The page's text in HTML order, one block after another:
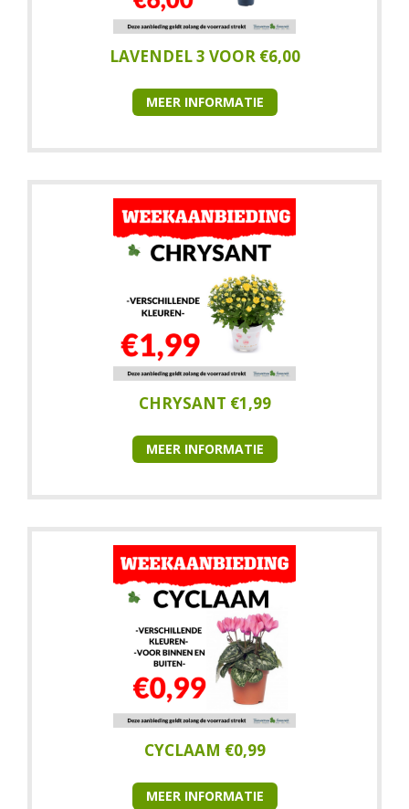
LAVENDEL 3 VOOR €6,00
MEER INFORMATIE
CHRYSANT €1,99
MEER INFORMATIE
CYCLAAM €0,99
MEER INFORMATIE